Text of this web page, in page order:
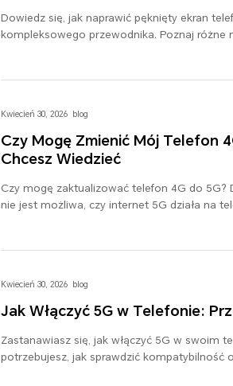
Dowiedz się, jak naprawić pęknięty ekran
kompleksowego przewodnika. Poznaj różne
Kwiecień 30, 2026 blog
Czy Mogę Zmienić Mój Telefon
Chcesz Wiedzieć
Czy mogę zaktualizować telefon 4G do 5G?
nie jest możliwa, czy internet 5G działa na
Kwiecień 30, 2026 blog
Jak Włączyć 5G w Telefonie:
Zastanawiasz się, jak włączyć 5G w swoim
potrzebujesz, jak sprawdzić kompatybilność